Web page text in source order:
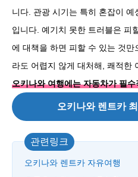
니다. 관광 시기는 특히 혼잡이
입니다. 예기치 못한 트러블은 피
에 대책을 하면 피할 수 있는 것
라도 어렵지 않게 대처해, 쾌적한
오키나와 여행에는 자동차가 필수
오키나와 렌트카
관련링크
오키나와 렌트카 자유여행